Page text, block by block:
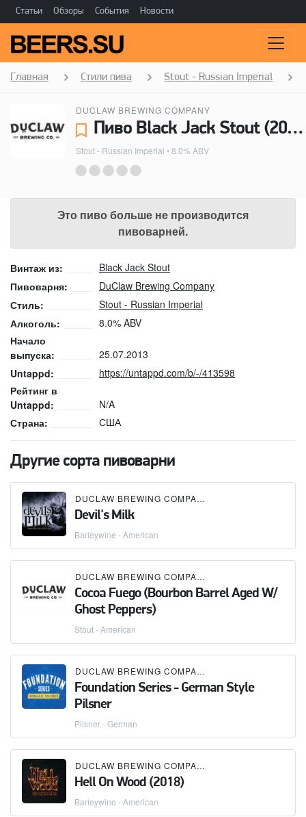
Статьи Обзоры События Новости
Главная Стили пива Stout - Russian Imperial
DUCLAW BREWING COMPANY
Пиво Black Jack Stout (2011) - DuClaw Brewing Company
Stout - Russian Imperial • 8.0% ABV
Это пиво больше не производится
пивоварней.
Винтаж из:
Black Jack Stout
Пивоварня:
DuClaw Brewing Company
Стиль:
Stout - Russian Imperial
Алкоголь:
8.0% ABV
Начало
выпуска:
25.07.2013
Untappd:
https://untappd.com/b/-/413598
Рейтинг в
Untappd:
N/A
Страна:
США
Другие сорта пивоварни
DUCLAW BREWING COMPANY
Devil's Milk
Barleywine - American
DUCLAW BREWING COMPANY
Cocoa Fuego (Bourbon Barrel Aged W/
Ghost Peppers)
Stout - American
DUCLAW BREWING COMPANY
Foundation Series - German Style
Pilsner
Pilsner - German
DUCLAW BREWING COMPANY
Hell On Wood (2018)
Barleywine - American